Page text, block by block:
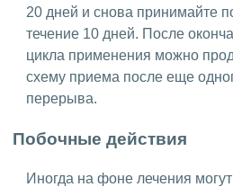
20 дней и снова принимайте
течение 10 дней. После
цикла применения можно
схему приема после еще
перерыва.
Побочные действия
Иногда на фоне лечения